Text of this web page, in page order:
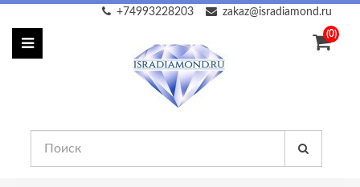
zakaz@isradiamond.ru
+74993228203
(0)